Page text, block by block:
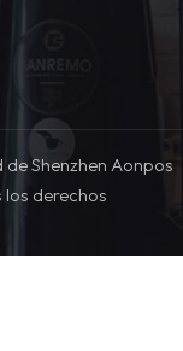
Shenzhen Aonpos
derechos